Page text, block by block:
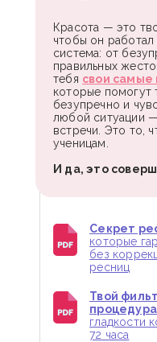
Красота — это
чтобы он
система: от
правильных
тебя свои
которые помогут
безупречно и
любой ситуации
встречи. Это то,
ученицам.
И да, это
Секрет
которые
без
ресниц
Твой
процедура
гладкости
72 часа